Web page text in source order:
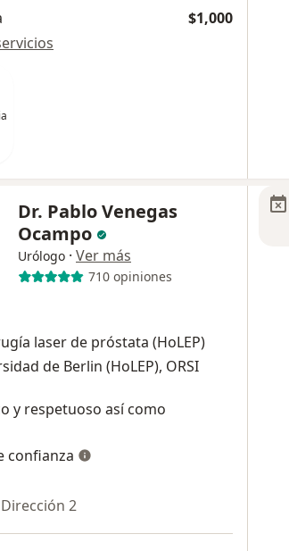
$1,000
Dr. Pablo Venegas
Ocampo
Urólogo · Ver más
710 opiniones
laser de próstata (HoLEP)
de Berlin (HoLEP), ORSI
y respetuoso así como
confianza
Dirección 2